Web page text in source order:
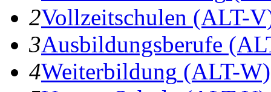
2Vollzeitschulen (ALT-
3Ausbildungsberufe
4Weiterbildung (ALT-W)